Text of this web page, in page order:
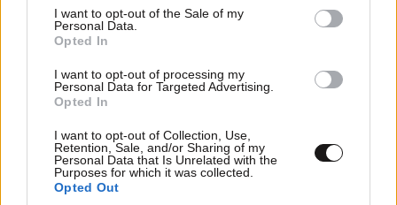
consent section.
I want to opt-out of the Sale of my
Personal Data.
Opted In
I want to opt-out of processing my
Personal Data for Targeted Advertising.
Opted In
I want to opt-out of Collection, Use,
Retention, Sale, and/or Sharing of my
Personal Data that Is Unrelated with the
Purposes for which it was collected.
Opted Out